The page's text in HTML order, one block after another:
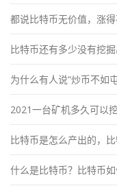
都说比特币无价值，涨
比特币还有多少没有挖掘
为什么有人说“炒币不如
2021一台矿机多久可以
比特币是怎么产出的，比
什么是比特币？比特币如